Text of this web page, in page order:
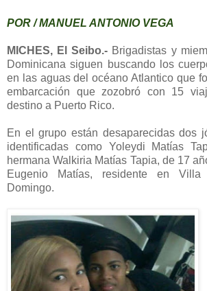
POR / MANUEL ANTONIO VEGA
MICHES, El Seibo.- Brigadistas y
Dominicana siguen buscando los
en las aguas del océano Atlantico que
embarcación que zozobró con 15
destino a Puerto Rico.
En el grupo están desaparecidas dos
identificadas como Yoleydi Matías
hermana Walkiria Matías Tapia, de 17
Eugenio Matías, residente en
Domingo.